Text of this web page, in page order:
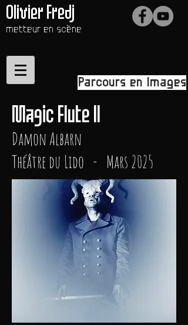
Olivier Fredj
metteur en scène
Parcours en Images
Magic Flute II
Damon Albarn
Théâtre du Lido - Mars 2025